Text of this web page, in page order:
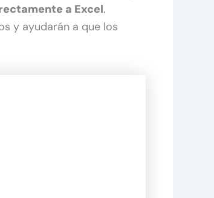
a Excel.
y ayudarán a que los